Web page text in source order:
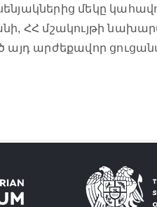
մեկը
ՀՀ մշակույթի
այդ արժեքավոր